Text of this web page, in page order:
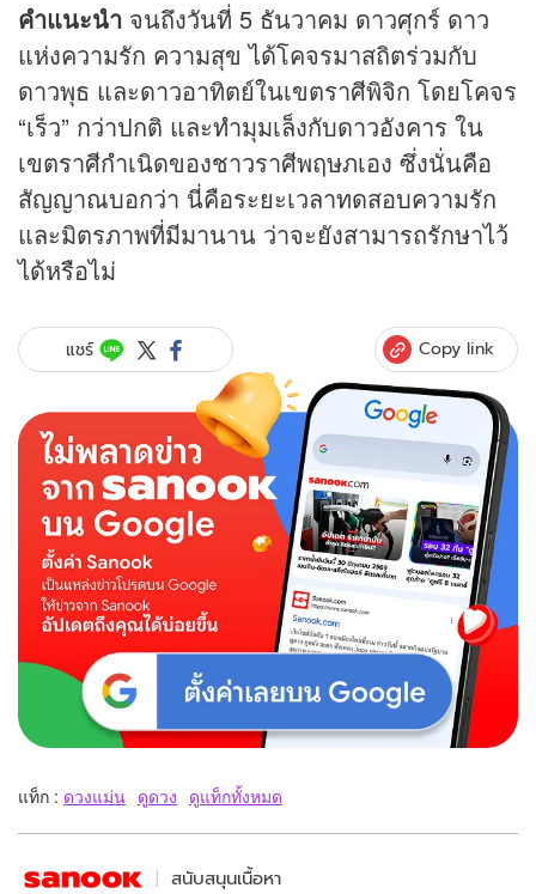
คำแนะนำ จนถึงวันที่ 5 ธันวาคม ดาวศุกร์ ดาว
แห่งความรัก ความสุข ได้โคจรมาสถิตร่วมกับ
ดาวพุธ และดาวอาทิตย์ในเขตราศีพิจิก โดยโคจร
“เร็ว” กว่าปกติ และทำมุมเล็งกับดาวอังคาร ใน
เขตราศีกำเนิดของชาวราศีพฤษภเอง ซึ่งนั่นคือ
สัญญาณบอกว่า นี่คือระยะเวลาทดสอบความรัก
และมิตรภาพที่มีมานาน ว่าจะยังสามารถรักษาไว้
ได้หรือไม่
แชร์ Copy link
แท็ก : ดวงแม่น ดูดวง ดูแท็กทั้งหมด
สนับสนุนเนื้อหา